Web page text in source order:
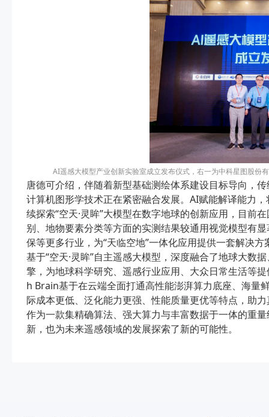
AI遥感大模型产业创新实验室成立发布仪式，右一为中科星图股份
唐德可介绍，伴随着新型基础测绘体系建设目标导向，
计算机图形学技术正在紧密融合发展。AI赋能解译能力
续探索“空天·灵眸”大模型在数字地球的创新应用，目前
别、地物要素分类等方面的实测结果较通用视觉模型有
保等更多行业，为“天临空地”一体化应用提供一套解决
基于“空天·灵眸”自主遥感大模型，深度融合了地球大数
擎，为地球科学研究、遥感行业应用、大众日常生活等
h Brain基于在云端全面打通高性能澎湃算力底座、海量
际成本更低、泛化能力更强、性能质量更优等特点，助
作为一款集精确算法、强大算力与丰富数据于一体的重
新，也为未来遥感领域的发展探索了新的可能性。